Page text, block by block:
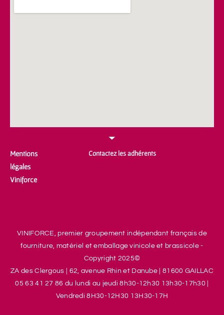
Mentions
légales
Viniforce
Contactez les adhérents
VINIFORCE, premier groupement indépendant français de
fourniture, matériel et emballage vinicole et brassicole -
Copyright 2025©
ZA des Clergous
62, avenue Rhin et Danube
81600 GAILLAC
05 63 41 27 86 du lundi au jeudi 8h30-12h30 13h30-17h30
Vendredi 8H30-12H30 13H30-17H